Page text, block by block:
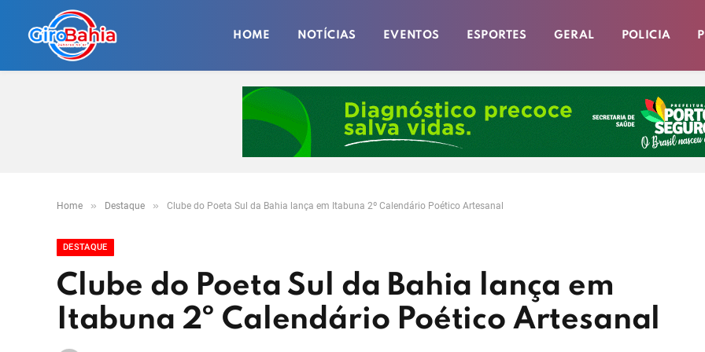
HOME NOTÍCIAS EVENTOS ESPORTES GERAL POLICIA
Home » Destaque » Clube do Poeta Sul da Bahia lança em Itabuna 2º Calendário Poético Artesanal
DESTAQUE
Clube do Poeta Sul da Bahia lança em
Itabuna 2º Calendário Poético Artesanal